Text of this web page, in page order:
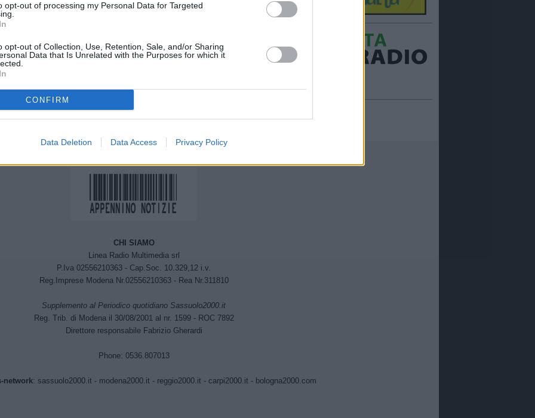
opt-out of processing my Personal Data for Targeted
opt-out of Collection, Use, Retention, Sale, and/or Sharing
Data that Is Unrelated with the Purposes for which it
CONFIRM
Data Deletion Data Access Privacy Policy
Next article
CHI SIAMO
Linea Radio Multimedia srl
P.Iva 02556210363 - Cap.Soc. 10.329,12 i.v.
Reg.Imprese Modena Nr.02556210363 - Rea Nr.311810
Supplemento al Periodico quotidiano Sassuolo2000.it
Reg. Trib. di Modena il 30/08/2001 al nr. 1599 - ROC 7892
Direttore responsabile Fabrizio Gherardi
Phone: 0536.807013
network: sassuolo2000.it- modena2000.it - reggio2000.it- carpi2000.it- bologna2000.com